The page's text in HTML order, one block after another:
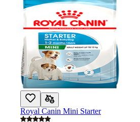
Royal Canin Mini Starter